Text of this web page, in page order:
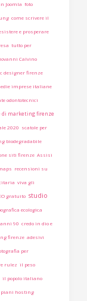
Joomla foto
come scrivere il
e prosperare
tutto per
Calvino
designer firenze
imprese italiane
odontotecnici
di marketing firenze
2020 scatole per
biodegradabile
siti firenze Assisi
recensioni su
viva gli
gratuito studio
ecologica
90 credo in dio e
firenze adesivi
per
rulez il peso
il popolo italiano
piani hosting